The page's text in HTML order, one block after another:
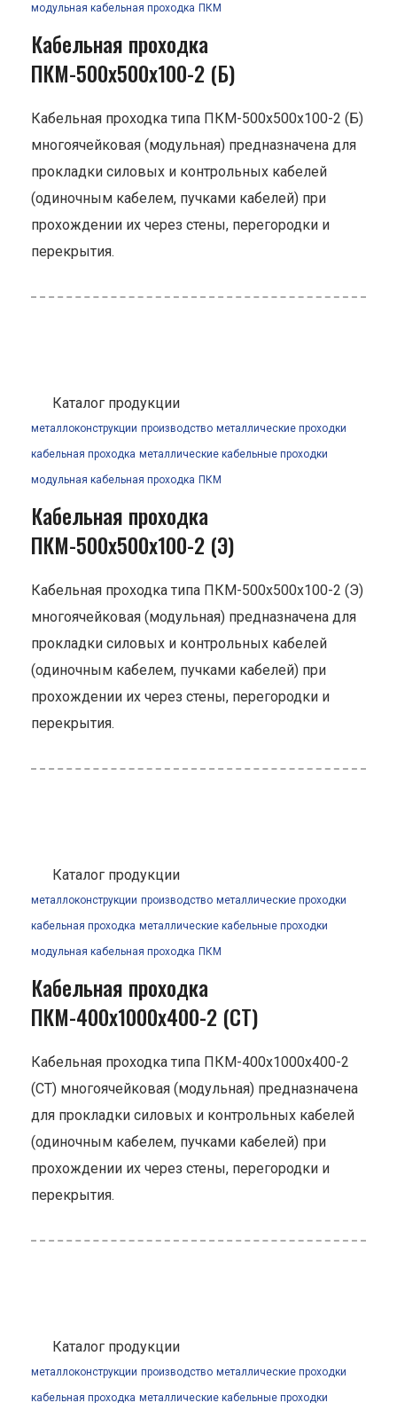
модульная кабельная проходка ПКМ
Кабельная проходка
ПКМ-500х500х100-2 (Б)
Кабельная проходка типа ПКМ-500х500х100-2 (Б)
многоячейковая (модульная) предназначена для
прокладки силовых и контрольных кабелей
(одиночным кабелем, пучками кабелей) при
прохождении их через стены, перегородки и
перекрытия.
Каталог продукции
металлоконструкции производство металлические проходки
кабельная проходка металлические кабельные проходки
модульная кабельная проходка ПКМ
Кабельная проходка
ПКМ-500х500х100-2 (Э)
Кабельная проходка типа ПКМ-500х500х100-2 (Э)
многоячейковая (модульная) предназначена для
прокладки силовых и контрольных кабелей
(одиночным кабелем, пучками кабелей) при
прохождении их через стены, перегородки и
перекрытия.
Каталог продукции
металлоконструкции производство металлические проходки
кабельная проходка металлические кабельные проходки
модульная кабельная проходка ПКМ
Кабельная проходка
ПКМ-400х1000х400-2 (СТ)
Кабельная проходка типа ПКМ-400х1000х400-2
(СТ) многоячейковая (модульная) предназначена
для прокладки силовых и контрольных кабелей
(одиночным кабелем, пучками кабелей) при
прохождении их через стены, перегородки и
перекрытия.
Каталог продукции
металлоконструкции производство металлические проходки
кабельная проходка металлические кабельные проходки